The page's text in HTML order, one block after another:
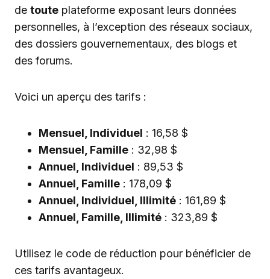
de toute plateforme exposant leurs données
personnelles, à l’exception des réseaux sociaux,
des dossiers gouvernementaux, des blogs et
des forums.
Voici un aperçu des tarifs :
Mensuel, Individuel : 16,58 $
Mensuel, Famille : 32,98 $
Annuel, Individuel : 89,53 $
Annuel, Famille : 178,09 $
Annuel, Individuel, Illimité : 161,89 $
Annuel, Famille, Illimité : 323,89 $
Utilisez le code de réduction pour bénéficier de
ces tarifs avantageux.